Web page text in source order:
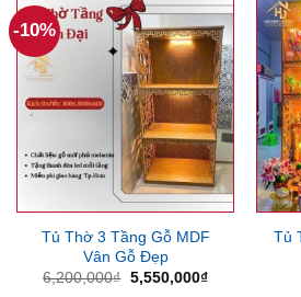
-10%
Tủ Thờ 3 Tầng Gỗ MDF
Vân Gỗ Đẹp
6,200,000₫ Giá
5,550,000₫Giá
Tủ